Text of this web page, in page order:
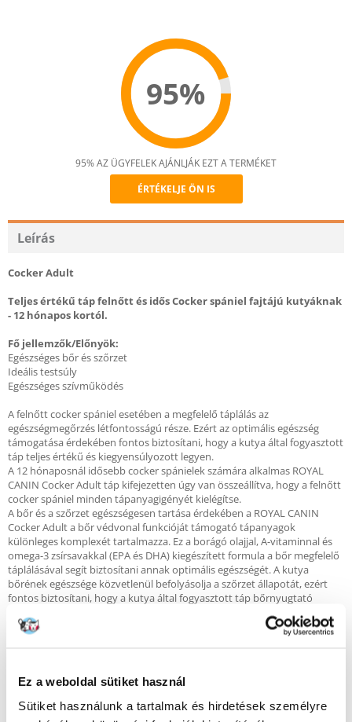
Ez a weboldal sütiket használ
Sütiket használunk a tartalmak és hirdetések személyre
95%
Recommend
95% AZ ÜGYFELEK AJÁNLJÁK EZT A TERMÉKET
ÉRTÉKELJE ÖN IS
Leírás
Cocker Adult
Teljes értékű táp felnőtt és idős Cocker spániel fajtájú kutyáknak
- 12 hónapos kortól.
Fő jellemzők/Előnyök:
Egészséges bőr és szőrzet
Ideális testsúly
Egészséges szívműködés
A felnőtt cocker spániel esetében a megfelelő táplálás az
egészségmegőrzés létfontosságú része. Ezért az optimális egészség
támogatása érdekében fontos biztosítani, hogy a kutya által fogyasztott
táp teljes értékű és kiegyensúlyozott legyen.
A 12 hónaposnál idősebb cocker spánielek számára alkalmas ROYAL
CANIN Cocker Adult táp kifejezetten úgy van összeállítva, hogy a felnőtt
cocker spániel minden tápanyagigényét kielégítse.
A bőr és a szőrzet egészségesen tartása érdekében a ROYAL CANIN
Cocker Adult a bőr védvonal funkcióját támogató tápanyagok
különleges komplexét tartalmazza. Ez a borágó olajjal, A-vitaminnal és
omega-3 zsírsavakkal (EPA és DHA) kiegészített formula a bőr megfelelő
táplálásával segít biztosítani annak optimális egészségét. A kutya
bőrének egészsége közvetlenül befolyásolja a szőrzet állapotát, ezért
fontos biztosítani, hogy a kutya által fogyasztott táp bőrnyugtató
A cocker spániel fajtájú kutyák hajlamosak a napi szükségletüknél több
táplálékot felvenni, ha erre lehetőségük van. Ezért fontos segíteni a
korlátozott zsírtartalmának – köszönhetően lehetővé teszi a korlátozott
A ROYAL CANIN Cocker Adult táp különleges összetétele a kutya szívét